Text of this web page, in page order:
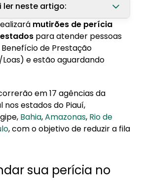
ler neste artigo:
sua perícia no INSS
dos mutirões no Rio de
do benefício
mutirões de perícia
para atender pessoas
de Prestação
e estão aguardando
em 17 agências da
nos estados do Piauí,
Bahia,Amazonas, Rio de
, com o objetivo de reduzir a fila
sua perícia no